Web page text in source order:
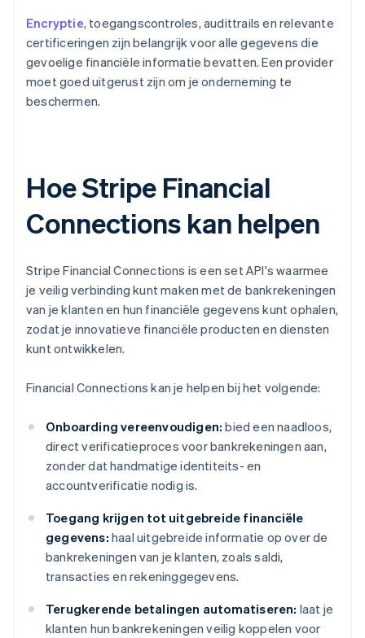
Encryptie, toegangscontroles, audittrails en relevante
certificeringen zijn belangrijk voor alle gegevens die
gevoelige financiële informatie bevatten. Een provider
moet goed uitgerust zijn om je onderneming te
beschermen.
Hoe Stripe Financial
Connections kan helpen
Stripe Financial Connections is een set API's waarmee
je veilig verbinding kunt maken met de bankrekeningen
van je klanten en hun financiële gegevens kunt ophalen,
zodat je innovatieve financiële producten en diensten
kunt ontwikkelen.
Financial Connections kan je helpen bij het volgende:
Onboarding vereenvoudigen: bied een naadloos,
direct verificatieproces voor bankrekeningen aan,
zonder dat handmatige identiteits- en
accountverificatie nodig is.
Toegang krijgen tot uitgebreide financiële
gegevens: haal uitgebreide informatie op over de
bankrekeningen van je klanten, zoals saldi,
transacties en rekeninggegevens.
Terugkerende betalingen automatiseren: laat je
klanten hun bankrekeningen veilig koppelen voor